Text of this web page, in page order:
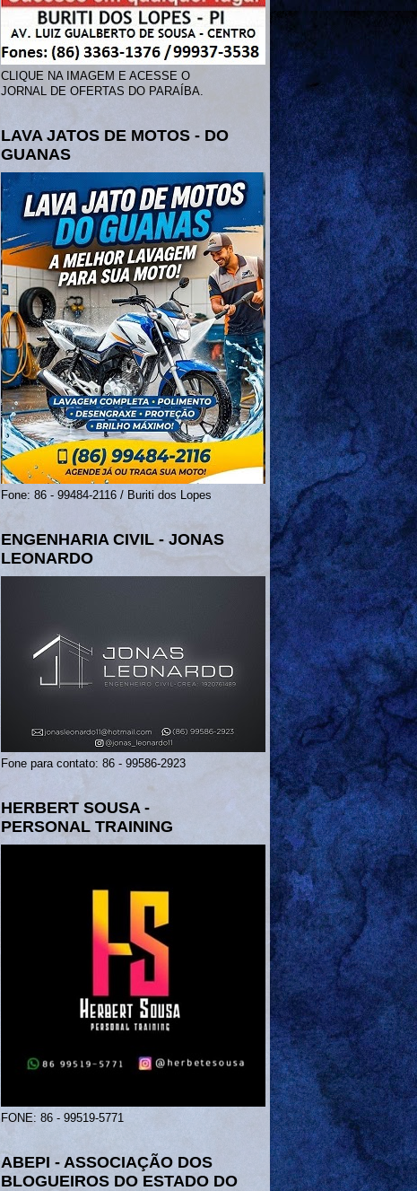
CLIQUE NA IMAGEM E ACESSE O
JORNAL DE OFERTAS DO PARAÍBA.
LAVA JATOS DE MOTOS - DO
GUANAS
Fone: 86 - 99484-2116 / Buriti dos Lopes
ENGENHARIA CIVIL - JONAS
LEONARDO
Fone para contato: 86 - 99586-2923
HERBERT SOUSA -
PERSONAL TRAINING
FONE: 86 - 99519-5771
ABEPI - ASSOCIAÇÃO DOS
BLOGUEIROS DO ESTADO DO